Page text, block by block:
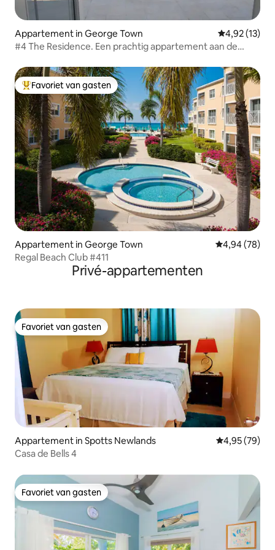
Appartement in George Town Gemiddelde
4,92 (13)
#4 The Residence. Een prachtig appartement aan de
Topfavoriet van gasten
Favoriet van gasten
Appartement in George Town Gemiddelde
4,94 (78)
Regal Beach Club #411
Privé-appartementen
Favoriet van gasten
Favoriet van gasten
Appartement in Spotts Newlands Gemiddelde
4,95 (79)
Casa de Bells 4
Favoriet van gasten
Favoriet van gasten